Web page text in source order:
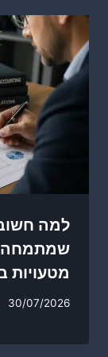
למה
שמתמחה
מטעויות
30/07/2026